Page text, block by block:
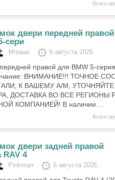
Всего
двери передней правой
сери
Mmaaa 6 августа 2026
правой для BMW 5-
ВНИМАНИЕ!!! ТОЧНОЕ
К ВАШЕМУ А/М,
ДОСТАВКА ВО ВСЕ РЕГИОНЫ
КОМПАНИЕЙ! В наличии…
Всего
двери задней правой
RAV 4
Pinkman 6 августа 2026